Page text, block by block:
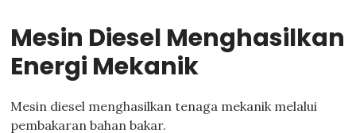
Mesin Diesel Menghasilkan
Energi Mekanik
Mesin diesel menghasilkan tenaga mekanik melalui
pembakaran bahan bakar.